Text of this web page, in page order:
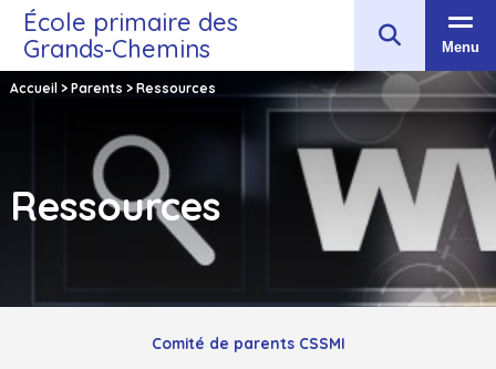
École primaire des
Grands‑Chemins
Menu
Accueil> Parents > Ressources
Ressources
Comité de parents CSSMI